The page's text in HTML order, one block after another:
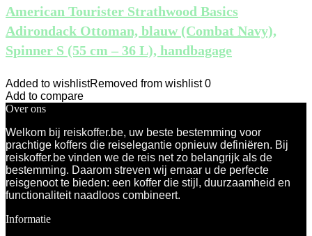
American Tourister Strathwood Basics
Adirondack Ottoman, blauw (Combat Navy),
Spinner S (55 cm – 36 L), handbagage
Added to wishlistRemoved from wishlist 0
Add to compare
Over ons
Welkom bij reiskoffer.be, uw beste bestemming voor
prachtige koffers die reiselegantie opnieuw definiëren. Bij
reiskoffer.be vinden we de reis net zo belangrijk als de
bestemming. Daarom streven wij ernaar u de perfecte
reisgenoot te bieden: een koffer die stijl, duurzaamheid en
functionaliteit naadloos combineert.
Informatie